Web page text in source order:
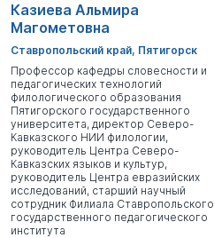
Казиева Альмира
Магометовна
Ставропольский край, Пятигорск
Профессор кафедры словесности и
педагогических технологий
филологического образования
Пятигорского государственного
университета, директор Северо-
Кавказского НИИ филологии,
руководитель Центра Северо-
Кавказских языков и культур,
руководитель Центра евразийских
исследований, старший научный
сотрудник Филиала Ставропольского
государственного педагогического
института